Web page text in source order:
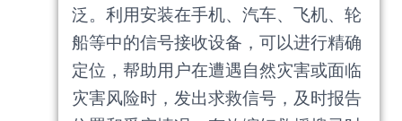
泛。利用安装在手机、汽车、飞机、轮
船等中的信号接收设备，可以进行精确
定位，帮助用户在遭遇自然灾害或面临
灾害风险时，发出求救信号，及时报告